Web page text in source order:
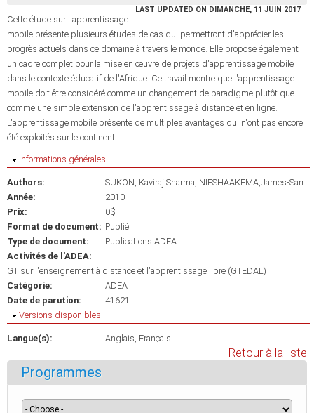
LAST UPDATED ON DIMANCHE, 11 JUIN 2017
Cette étude sur l'apprentissage
mobile présente plusieurs études de cas qui permettront d'apprécier les
progrès actuels dans ce domaine à travers le monde. Elle propose également
un cadre complet pour la mise en œuvre de projets d'apprentissage mobile
dans le contexte éducatif de l'Afrique. Ce travail montre que l'apprentissage
mobile doit être considéré comme un changement de paradigme plutôt que
comme une simple extension de l'apprentissage à distance et en ligne.
L'apprentissage mobile présente de multiples avantages qui n'ont pas encore
été exploités sur le continent.
Masquer
Informations générales
Authors: SUKON, Kaviraj Sharma NIESHAAKEMA,James-Sarr
Année:
2010
Prix:
0$
Format de document: Publié
Type de document:
Publications ADEA
Activités de l'ADEA:
GT sur l'enseignement à distance et l'apprentissage libre (GTEDAL)
Catégorie:
ADEA
Date de parution:
41621
Masquer
Versions disponibles
Langue(s): Anglais Français
Retour à la liste
Programmes